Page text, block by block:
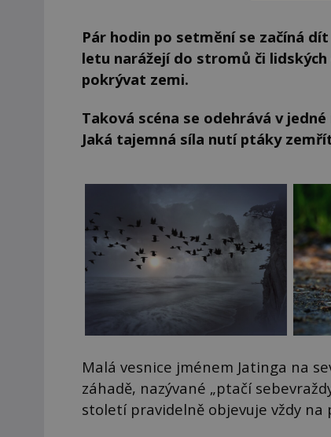
Pár hodin po setmění se začíná
letu narážejí do stromů či
pokrývat zemi.
Taková scéna se odehrává v
Jaká tajemná síla nutí ptáky
Malá vesnice jménem Jatinga na
záhadě, nazývané „ptačí
století pravidelně objevuje vždy na